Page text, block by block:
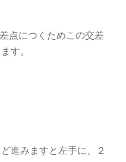
点につくためこの交差
す。
進みますと左手に、２